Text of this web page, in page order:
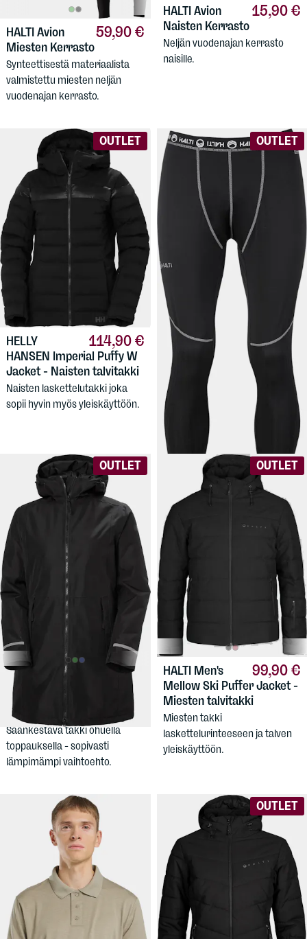
59,90 €
HALTIAvion
Miesten Kerrasto
Synteettisestä materiaalista
valmistettu miesten neljän
vuodenajan kerrasto.
15,90 €
HALTIAvion
Naisten Kerrasto
Neljän vuodenajan kerrasto
naisille.
OUTLET
114,90 €
HELLY
HANSEN Imperial Puffy W
Jacket - Naisten talvitakki
Naisten laskettelutakki joka
sopii hyvin myös yleiskäyttöön.
OUTLET
20,90 €
HALTI
Avion
Windy Pants Men's
Miesten tuulisuojatut
kerrastohousut talven
aktiviteetteihin
OUTLET
79,90 €
HELLY HANSEN
Women's Lisburn Insulated
Raincoat
Säänkestävä takki ohuella
toppauksella - sopivasti
lämpimämpi vaihtoehto.
OUTLET
99,90 €
HALTI Men's
Mellow Ski Puffer Jacket -
Miesten talvitakki
Miesten takki
laskettelurinteeseen ja talven
yleiskäyttöön.
OUTLET